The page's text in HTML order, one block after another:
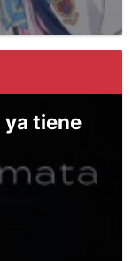
ya tiene